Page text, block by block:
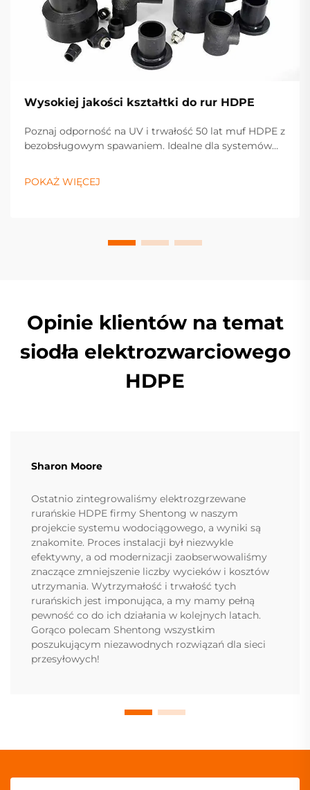
Wysokiej jakości kształtki do rur HDPE
Poznaj odporność na UV i trwałość 50 lat muf HDPE z
bezobsługowym spawaniem. Idealne dla systemów
ofertę już dziś.
POKAŻ WIĘCEJ
Opinie klientów na temat
siodła elektrozwarciowego
HDPE
Sharon Moore
Ostatnio zintegrowaliśmy elektrozgrzewane
rurańskie HDPE firmy Shentong w naszym
projekcie systemu wodociągowego, a wyniki są
znakomite. Proces instalacji był niezwykle
efektywny, a od modernizacji zaobserwowaliśmy
znaczące zmniejszenie liczby wycieków i kosztów
utrzymania. Wytrzymałość i trwałość tych
rurańskich jest imponująca, a my mamy pełną
pewność co do ich działania w kolejnych latach.
Gorąco polecam Shentong wszystkim
poszukującym niezawodnych rozwiązań dla sieci
przesyłowych!